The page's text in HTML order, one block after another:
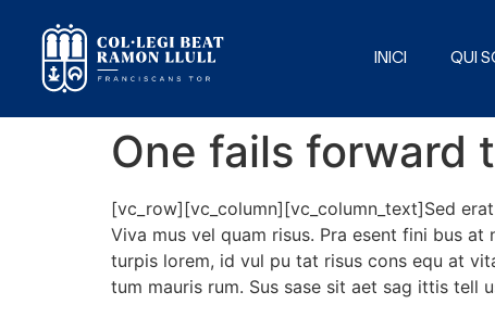
INICI QUI
One fails forward
[vc_row][vc_column][vc_column_text]Sed
Viva mus vel quam risus. Pra esent fini bus
turpis lorem, id vul pu tat risus cons equ at
tum mauris rum. Sus sase sit aet sag ittis tell